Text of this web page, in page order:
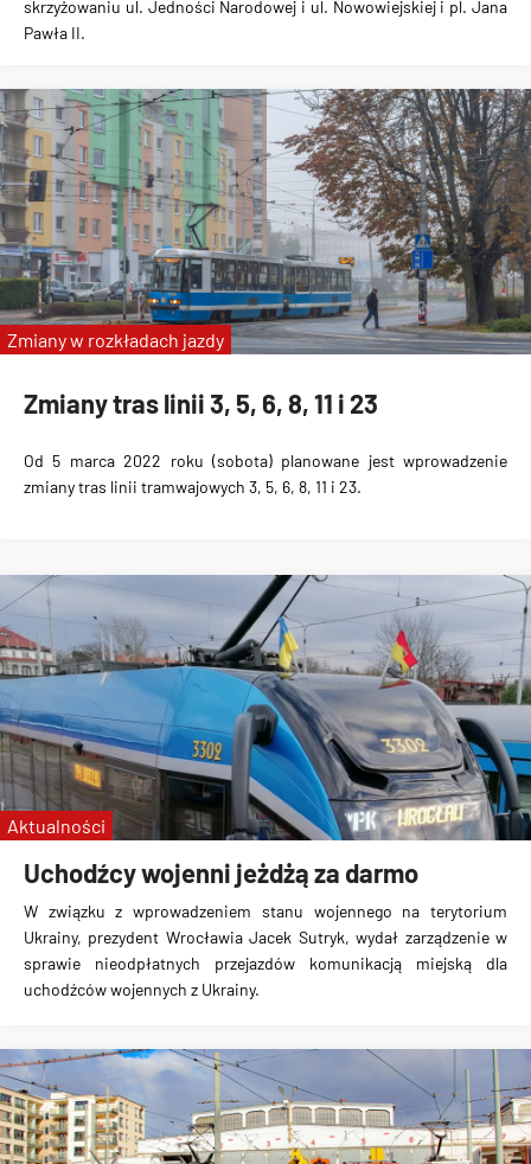
skrzyżowaniu ul. Jedności Narodowej i ul. Nowowiejskiej i pl. Jana
Pawła II.
Zmiany tras linii 3, 5, 6, 8, 11 i 23
Od 5 marca 2022 roku (sobota) planowane jest wprowadzenie
zmiany tras linii tramwajowych 3, 5, 6, 8, 11 i 23.
Zmiany w rozkładach jazdy
Uchodźcy wojenni jeżdżą za darmo
W związku z wprowadzeniem stanu wojennego na terytorium
Ukrainy, prezydent Wrocławia Jacek Sutryk, wydał zarządzenie w
sprawie nieodpłatnych przejazdów komunikacją miejską dla
uchodźców wojennych z Ukrainy.
Aktualności